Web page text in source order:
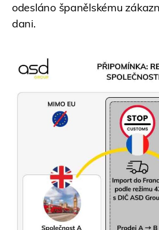
odesláno španělskému
dani.